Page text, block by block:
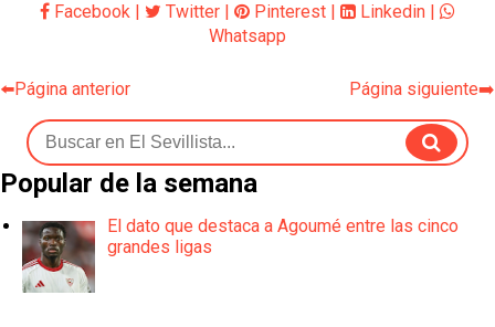
Facebook
Twitter Pinterest Linkedin
Whatsapp
⬅️Página anterior Página siguiente➡️
Popular de la semana
El dato que destaca a Agoumé entre las cinco
grandes ligas